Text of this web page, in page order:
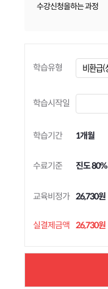
수강신청을하는 과정
학습유형
학습시작일
학습기간 1개월
수료기준 진도 80%
교육비정가 26,730원
실결제금액 26,730원